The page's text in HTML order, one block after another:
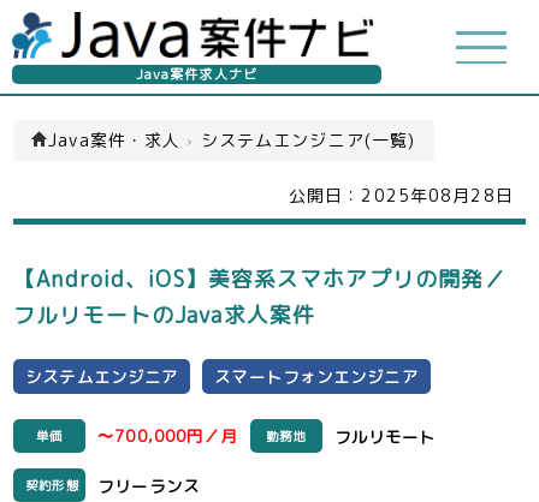
Java案件求人ナビ
Java案件・求人 › システムエンジニア(一覧)
公開日： 2025年08月28日
【Android、iOS】美容系スマホアプリの開発／
フルリモートのJava求人案件
システムエンジニア スマートフォンエンジニア
単価 〜700,000円／月 勤務地 フルリモート
契約形態 フリーランス